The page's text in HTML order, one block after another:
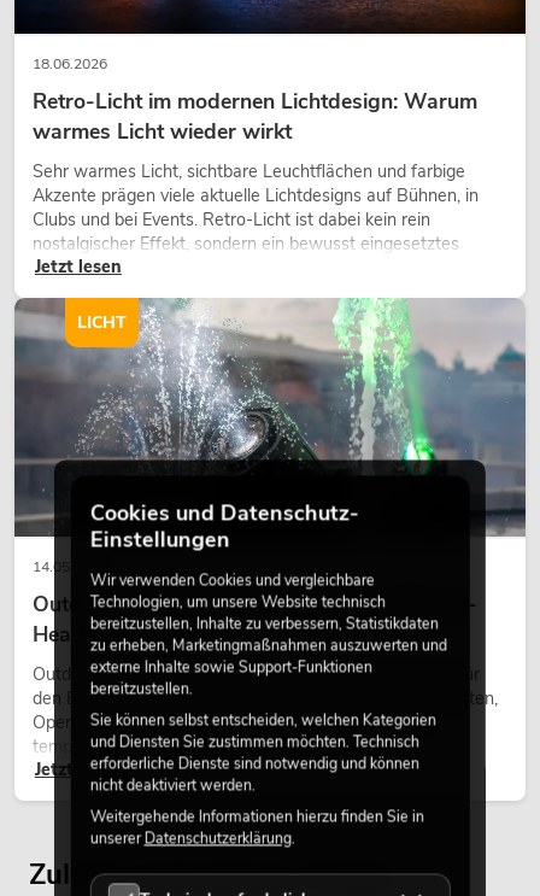
18.06.2026
Retro-Licht im modernen Lichtdesign: Warum
warmes Licht wieder wirkt
Sehr warmes Licht, sichtbare Leuchtflächen und farbige
Akzente prägen viele aktuelle Lichtdesigns auf Bühnen, in
Clubs und bei Events. Retro-Licht ist dabei kein rein
nostalgischer Effekt, sondern ein bewusst eingesetztes
Gestaltungsmittel: Es schafft Atmosphäre, gibt Szenen
wirken lassen.
Jetzt lesen
14.05.2026
Outdoor Moving-Heads: Wetterfeste Moving-
Heads bei Events
Outdoor Moving-Heads sind bewegliche Scheinwerfer für
den Einsatz im Freien. Sie werden bei Festivals, Stadtfesten,
Open-Air-Konzerten, Architekturinszenierungen und
temporären Außeninstallationen eingesetzt.
Jetzt lesen
LICHT
Zuletzt angesehene Artikel
Cookies und Datenschutz-
Einstellungen
Wir verwenden Cookies und vergleichbare
Technologien, um unsere Website technisch
bereitzustellen, Inhalte zu verbessern, Statistikdaten
zu erheben, Marketingmaßnahmen auszuwerten und
externe Inhalte sowie Support-Funktionen
bereitzustellen.
Sie können selbst entscheiden, welchen Kategorien
und Diensten Sie zustimmen möchten. Technisch
erforderliche Dienste sind notwendig und können
nicht deaktiviert werden.
Weitergehende Informationen hierzu finden Sie in
unsererDatenschutzerklärung.